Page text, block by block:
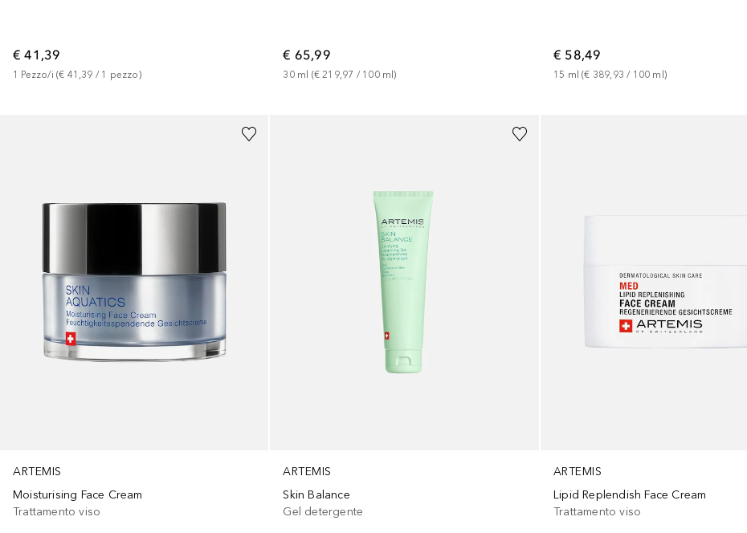
€ 41,39
1 Pezzo/i (€ 41,39 / 1 pezzo)
€ 65,99
30 ml (€ 219,97 / 100 ml)
€ 58,49
15 ml (€ 389,93 / 100 ml)
ARTEMIS
Moisturising Face Cream
Trattamento viso
ARTEMIS
Skin Balance
Gel detergente
ARTEMIS
Lipid Replendish Face Cream
Trattamento viso